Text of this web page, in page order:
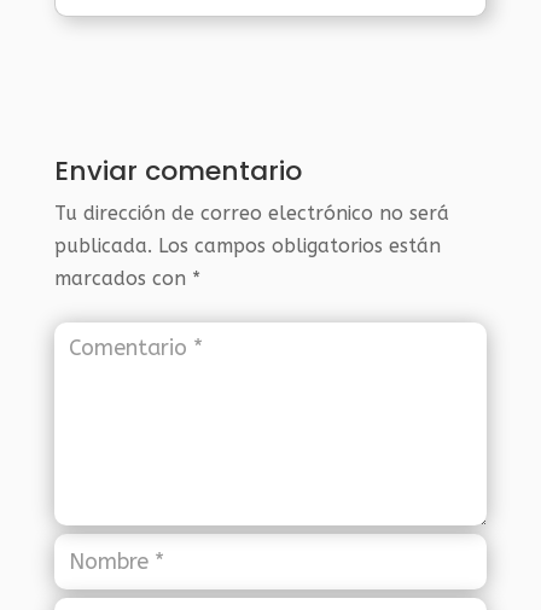
Enviar comentario
Tu dirección de correo electrónico no será
publicada. Los campos obligatorios están
marcados con *